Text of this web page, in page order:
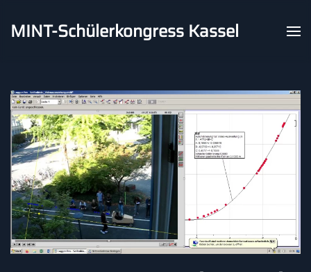
Skip to main content
MINT-Schülerkongress Kassel